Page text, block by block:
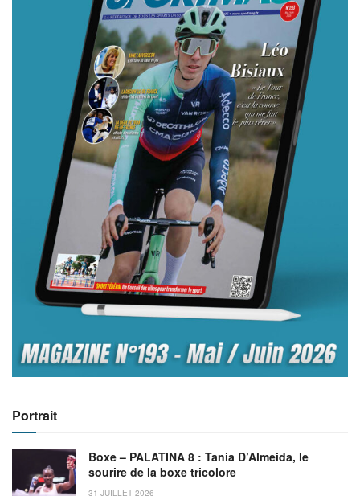
Portrait
Boxe – PALATINA 8 : Tania D’Almeida, le
sourire de la boxe tricolore
31 JUILLET 2026